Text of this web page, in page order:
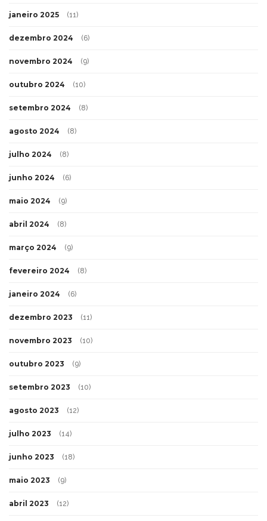
janeiro 2025 (11)
dezembro 2024 (6)
novembro 2024 (9)
outubro 2024 (10)
setembro 2024 (8)
agosto 2024 (8)
julho 2024 (8)
junho 2024 (6)
maio 2024 (9)
abril 2024 (8)
março 2024 (9)
fevereiro 2024 (8)
janeiro 2024 (6)
dezembro 2023 (11)
novembro 2023 (10)
outubro 2023 (9)
setembro 2023 (10)
agosto 2023 (12)
julho 2023 (14)
junho 2023 (18)
maio 2023 (9)
abril 2023 (12)